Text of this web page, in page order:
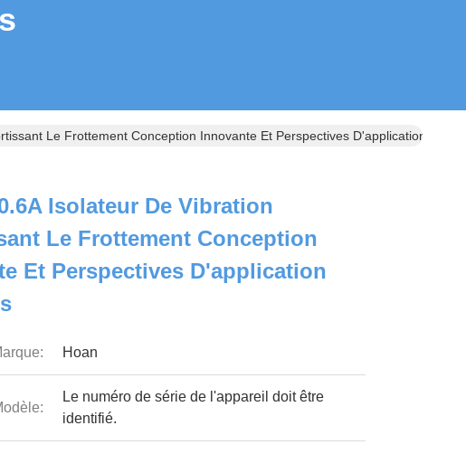
Le Frottement Conception Innovante Et Perspectives D'application
Isolateur De Vibration
Le Frottement Conception
Et Perspectives D'application
Hoan
Le numéro de série de l'appareil doit être
identifié.